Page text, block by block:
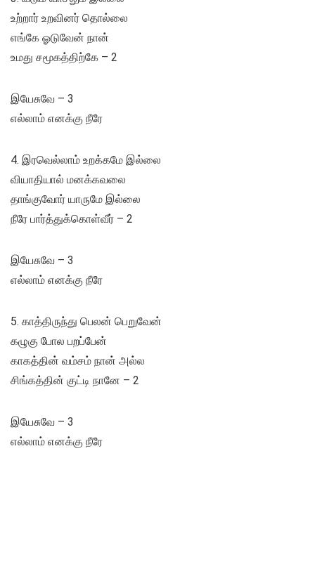
உற்றார் உறவினர் தொல்லை
எங்கே ஓடுவேன் நான்
உமது சமூகத்திற்கே – 2
இயேசுவே – 3
எல்லாம் எனக்கு நீரே
4. இரவெல்லாம் உறக்கமே இல்லை
வியாதியால் மனக்கவலை
தாங்குவோர் யாருமே இல்லை
நீரே பார்த்துக்கொள்வீர் – 2
இயேசுவே – 3
எல்லாம் எனக்கு நீரே
5. காத்திருந்து பெலன் பெறுவேன்
கழுகு போல பறப்பேன்
காகத்தின் வம்சம் நான் அல்ல
சிங்கத்தின் குட்டி நானே – 2
இயேசுவே – 3
எல்லாம் எனக்கு நீரே